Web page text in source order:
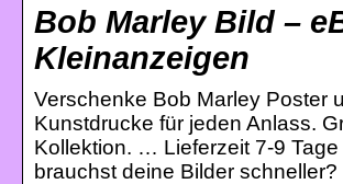
Bob Marley Bild –
Kleinanzeigen
Verschenke Bob Marley Poster
Kunstdrucke für jeden Anlass.
Kollektion. … Lieferzeit 7-9 Tage
brauchst deine Bilder schneller?